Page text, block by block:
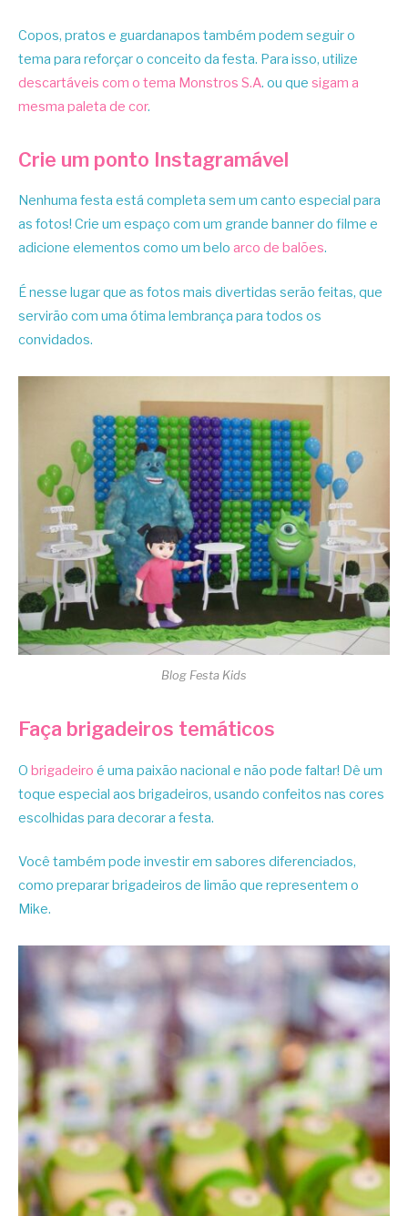
Copos, pratos e guardanapos também podem seguir o
tema para reforçar o conceito da festa. Para isso, utilize
descartáveis com o tema Monstros S.A. ou que sigam a
mesma paleta de cor.
Crie um ponto Instagramável
Nenhuma festa está completa sem um canto especial para
as fotos! Crie um espaço com um grande banner do filme e
adicione elementos como um belo arco de balões.
É nesse lugar que as fotos mais divertidas serão feitas, que
servirão com uma ótima lembrança para todos os
convidados.
Blog Festa Kids
Faça brigadeiros temáticos
O brigadeiro é uma paixão nacional e não pode faltar! Dê um
toque especial aos brigadeiros, usando confeitos nas cores
escolhidas para decorar a festa.
Você também pode investir em sabores diferenciados,
como preparar brigadeiros de limão que representem o
Mike.